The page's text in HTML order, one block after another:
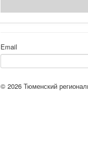
Email
© 2026 Тюменский